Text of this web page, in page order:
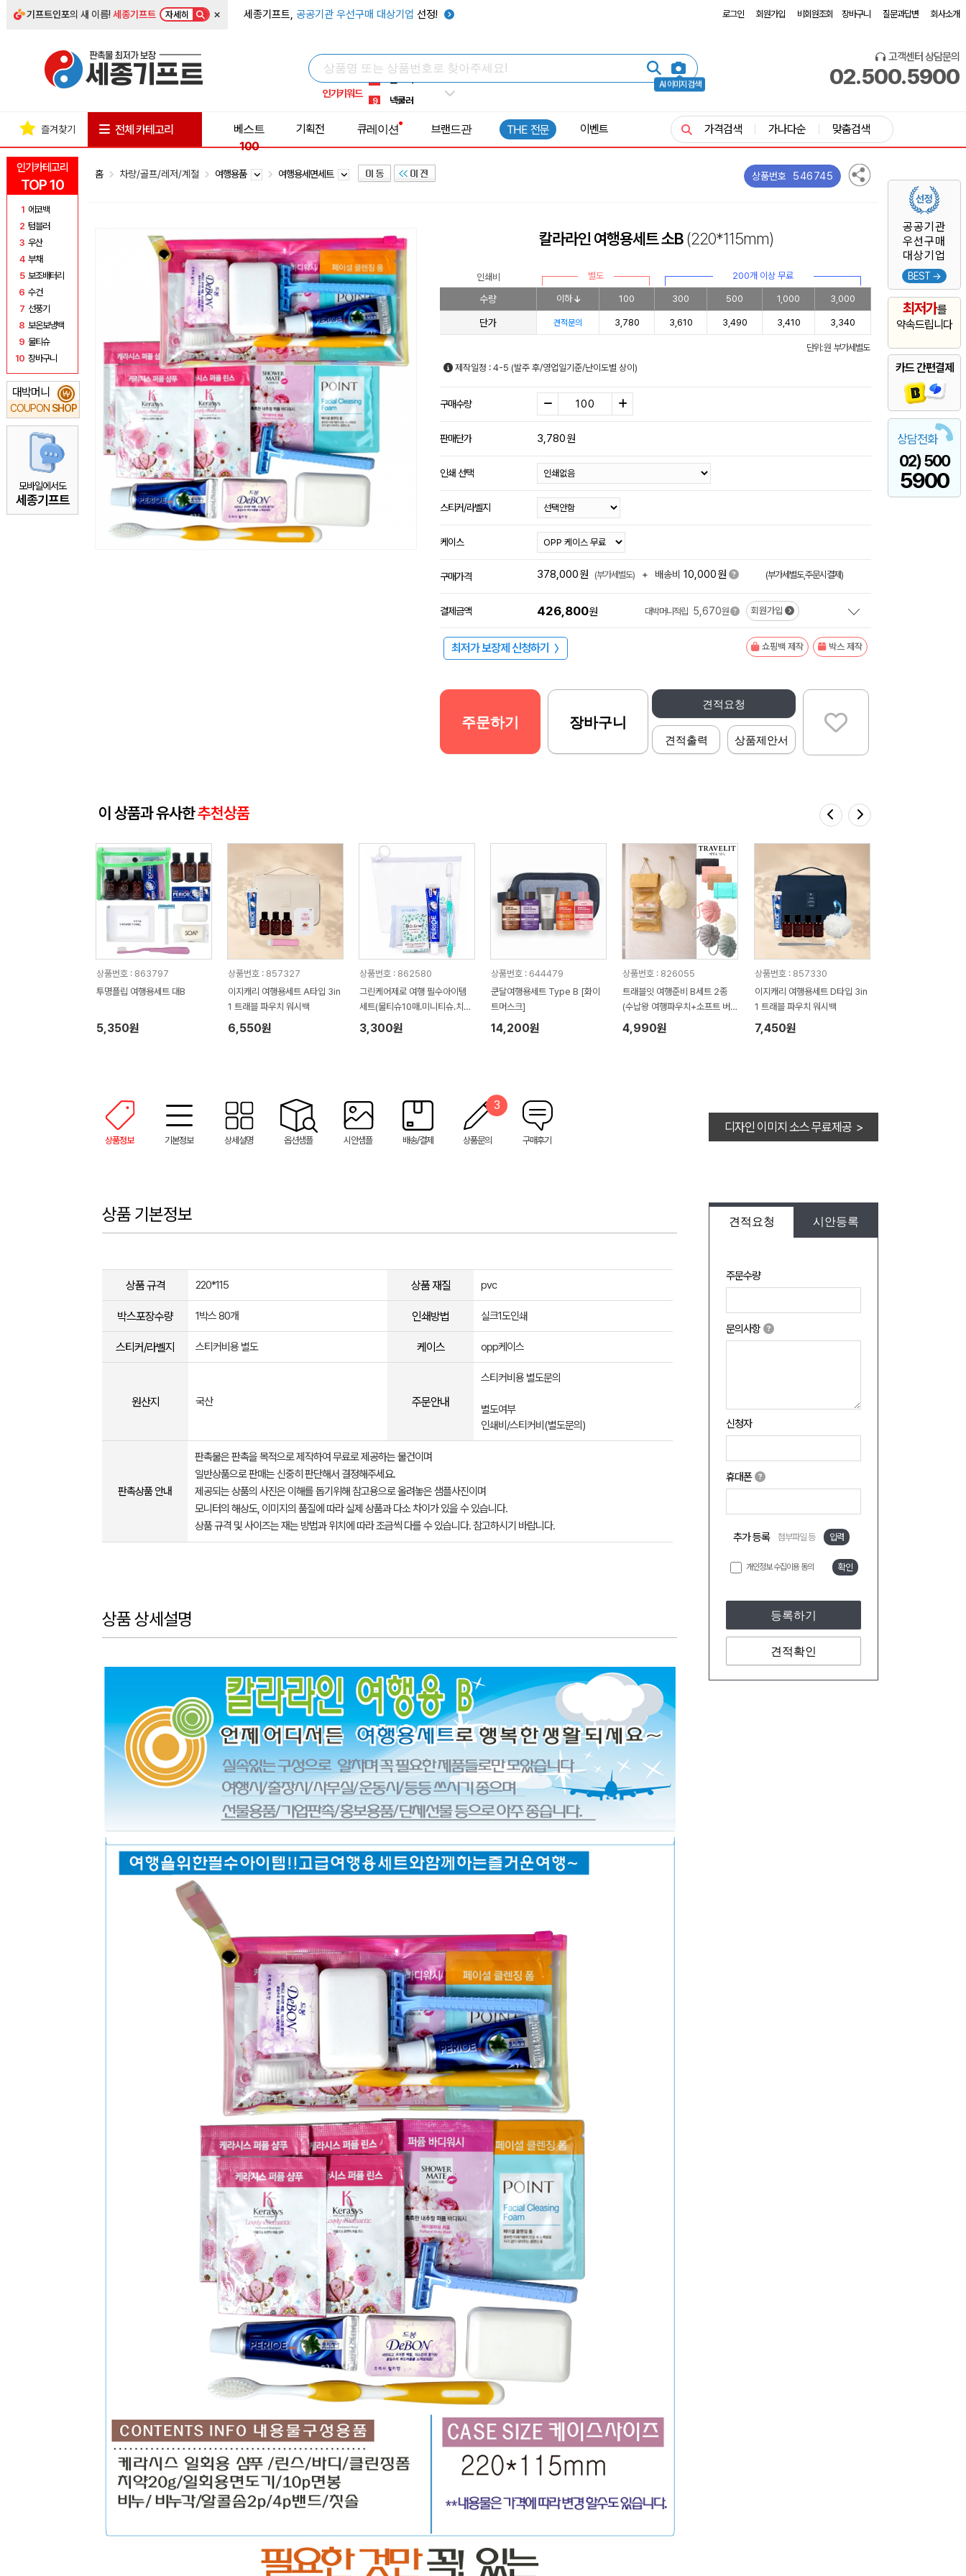
기프트인포의 새 이름!세종기프트 자세히 × 세종기프트, 공공기관 우선구매 대상기업 선정! 로그인 회원가입 비회원조회 장바구니 질문과답변 회사소개
AI 이미지 검색
인기키워드
5 키캡
8 쿨토시
9 넥쿨러
1 선풍기
고객센터 상담문의
02.500.5900
인기카테고리
TOP 10
1 에코백
2 텀블러
3 우산
4 부채
5 보조배터리
6 수건
7 선풍기
8 보온보냉백
9 물티슈
10 장바구니
대박머니
COUPON SHOP
₩
모바일에서도
세종기프트
공공기관
우선구매
대상기업
BEST →
최저가를
약속드립니다
카드 간편결제
상담전화
02) 500
5900
즐겨찾기 전체 카테고리
베스트
100
기획전 큐레이션 브랜드관 THE 전문 이벤트 가격검색 가나다순 맞춤검색
홈 차량/골프/레저/계절 여행용품 여행용세면세트 상품번호 546745
칼라라인 여행용세트 소B(220*115mm)
인쇄비 별도 200개 이상 무료
수량 이하 100 300 500 1,000 3,000
단가 견적문의 3,780 3,610 3,490 3,410 3,340
단위: 원 부가세별도
제작일정 : 4-5 (발주 후/영업일기준/난이도별 상이)
구매수량
판매단가 3,780원
인쇄 선택
스티커/라벨지
케이스
구매가격 378,000원 (부가세별도) + 배송비 10,000원 (부가세별도,주문시결제)
결제금액 426,800원 대박머니적립 5,670원 회원가입
최저가 보장제 신청하기 〉 쇼핑백 제작 박스 제작
견적요청
견적출력 상품제안서
주문하기 장바구니
이 상품과 유사한추천상품
상품번호 : 863797
투명플립 여행용세트 대B
5,350원
상품번호 : 857327
이지캐리 여행용세트 A타입 3in
1 트래블 파우치 워시백
6,550원
상품번호 : 862580
그린케어제로 여행 필수아이템
세트(물티슈10매.미니티슈.치약.
칫솔)홍보.판촉.선물
3,300원
상품번호 : 644479
쿤달여행용세트 Type B [화이
트머스크]
14,200원
상품번호 : 826055
트래블잇 여행준비 B세트 2종
(수납왕 여행파우치+소프트 버
블샤워볼)
4,990원
상품번호 : 857330
이지캐리 여행용세트 D타입 3in
1 트래블 파우치 워시백
7,450원
상품정보 기본정보 상세설명 옵션샘플 시안샘플 배송/결제 상품문의
3
구매후기
디자인 이미지 소스 무료제공 >
견적요청 시안등록
주문수량
문의사항
신청자
휴대폰
추가 등록 첨부파일 등 입력
개인정보 수집이용 동의 확인
등록하기
견적확인
상품 기본정보
상품 규격 220*115 상품 재질 pvc
박스포장수량 1박스 80개 인쇄방법 실크1도인쇄
스티커/라벨지 스티커비용 별도 케이스 opp케이스
원산지 국산 주문안내
스티커비용 별도문의
별도여부
인쇄비/스티커비(별도문의)
판촉상품 안내
판촉물은 판촉을 목적으로 제작하여 무료로 제공하는 물건이며
일반상품으로 판매는 신중히 판단해서 결정해주세요.
제공되는 상품의 사진은 이해를 돕기위해 참고용으로 올려놓은 샘플사진이며
모니터의 해상도, 이미지의 품질에 따라 실제 상품과 다소 차이가 있을 수 있습니다.
상품 규격 및 사이즈는 재는 방법과 위치에 따라 조금씩 다를 수 있습니다. 참고하시기 바랍니다.
상품 상세설명